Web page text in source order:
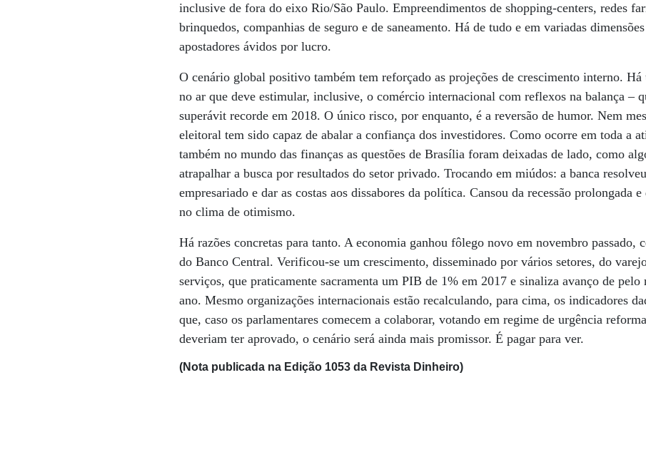
inclusive de fora do eixo Rio/São Paulo. Empreendimentos de shopping-centers, redes
brinquedos, companhias de seguro e de saneamento. Há de tudo e em variadas
apostadores ávidos por lucro.
O cenário global positivo também tem reforçado as projeções de crescimento interno. Há
no ar que deve estimular, inclusive, o comércio internacional com reflexos na balança –
superávit recorde em 2018. O único risco, por enquanto, é a reversão de humor. Nem
eleitoral tem sido capaz de abalar a confiança dos investidores. Como ocorre em toda a
também no mundo das finanças as questões de Brasília foram deixadas de lado, como
atrapalhar a busca por resultados do setor privado. Trocando em miúdos: a banca
empresariado e dar as costas aos dissabores da política. Cansou da recessão prolongada
no clima de otimismo.
Há razões concretas para tanto. A economia ganhou fôlego novo em novembro passado,
do Banco Central. Verificou-se um crescimento, disseminado por vários setores, do
serviços, que praticamente sacramenta um PIB de 1% em 2017 e sinaliza avanço de pelo
ano. Mesmo organizações internacionais estão recalculando, para cima, os indicadores
que, caso os parlamentares comecem a colaborar, votando em regime de urgência
deveriam ter aprovado, o cenário será ainda mais promissor. É pagar para ver.
(Nota publicada na Edição 1053 da Revista Dinheiro)